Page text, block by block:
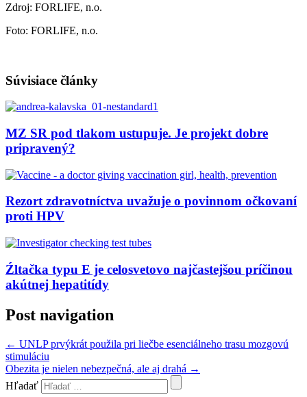
Zdroj: FORLIFE, n.o.
Foto: FORLIFE, n.o.
Súvisiace články
MZ SR pod tlakom ustupuje. Je projekt dobre
pripravený?
Rezort zdravotníctva uvažuje o povinnom očkovaní
proti HPV
Źltačka typu E je celosvetovo najčastejšou príčinou
akútnej hepatitídy
Post navigation
← UNLP prvýkrát použila pri liečbe esenciálneho trasu mozgovú
stimuláciu
Obezita je nielen nebezpečná, ale aj drahá →
Hľadať